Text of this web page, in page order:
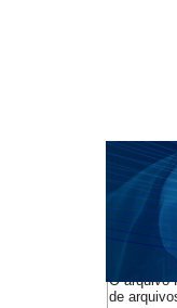
CAPA
NOTÍCIAS
BASES
Capa v.
O arquivo
de